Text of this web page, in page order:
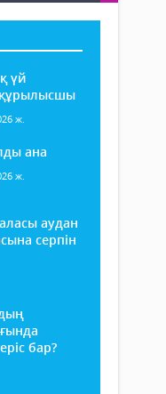
үй
құрылысшы
ж.
ана
ж.
аудан
серпін
бар?